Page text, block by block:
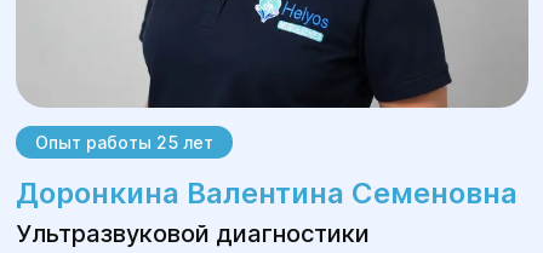
Опыт работы 25 лет
Доронкина Валентина Семеновна
Ультразвуковой диагностики